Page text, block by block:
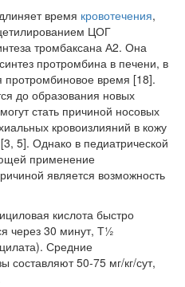
время кровотечения,
ЦОГ
тромбаксана А2. Она
протромбина в печени, в
протромбиновое время [18].
до образования новых
стать причиной носовых
кровоизлияний в кожу
5]. Однако в педиатрической
применение
является возможность
кислота быстро
через 30 минут, Т½
Средние
составляют 50-75 мг/кг/сут,